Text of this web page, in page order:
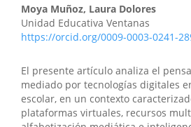
Moya Muñoz, Laura Dolores
Unidad Educativa Ventanas
https://orcid.org/0009-0003-0241-
El presente artículo analiza el
mediado por tecnologías digitales
escolar, en un contexto
plataformas virtuales, recursos